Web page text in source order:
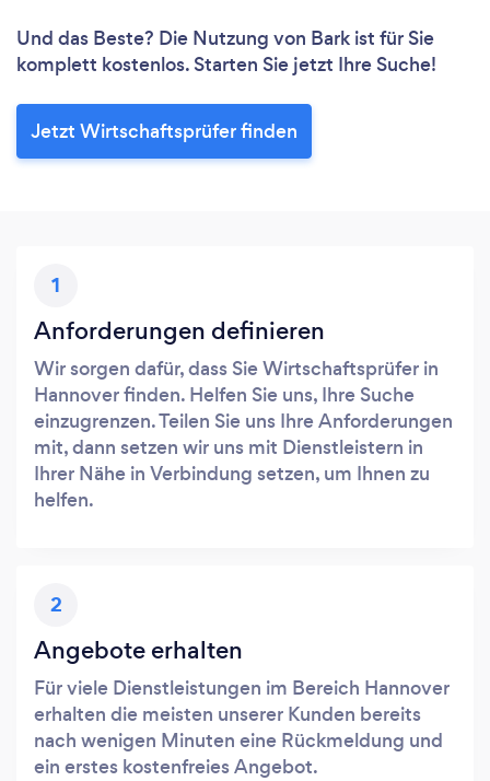
Und das Beste? Die Nutzung von Bark ist für Sie
komplett kostenlos. Starten Sie jetzt Ihre Suche!
Jetzt Wirtschaftsprüfer finden
1
Anforderungen definieren
Wir sorgen dafür, dass Sie Wirtschaftsprüfer in
Hannover finden. Helfen Sie uns, Ihre Suche
einzugrenzen. Teilen Sie uns Ihre Anforderungen
mit, dann setzen wir uns mit Dienstleistern in
Ihrer Nähe in Verbindung setzen, um Ihnen zu
helfen.
2
Angebote erhalten
Für viele Dienstleistungen im Bereich Hannover
erhalten die meisten unserer Kunden bereits
nach wenigen Minuten eine Rückmeldung und
ein erstes kostenfreies Angebot.